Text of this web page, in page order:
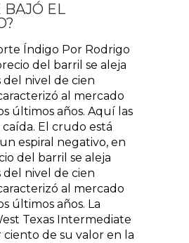
BAJÓ EL
Índigo Por Rodrigo
del barril se aleja
del nivel de cien
al mercado
últimos años. Aquí las
caída. El crudo está
espiral negativo, en
del barril se aleja
del nivel de cien
al mercado
últimos años. La
Texas Intermediate
ciento de su valor en la